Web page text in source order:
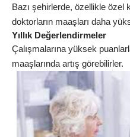
Bazı şehirlerde, özellikle özel
doktorların maaşları daha
Yıllık Değerlendirmeler
Çalışmalarına yüksek
maaşlarında artış görebilirler.